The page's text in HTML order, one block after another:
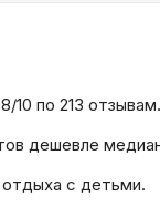
10 по 213 отзывам.
дешевле
с детьми.